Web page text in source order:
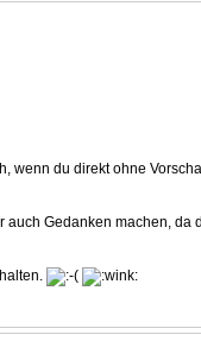
du direkt ohne
Gedanken machen,